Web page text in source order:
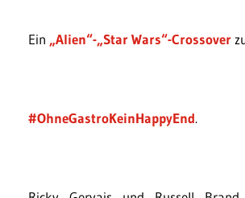
Ein „Alien“-„Star Wars“-Crossover
#OhneGastroKeinHappyEnd.